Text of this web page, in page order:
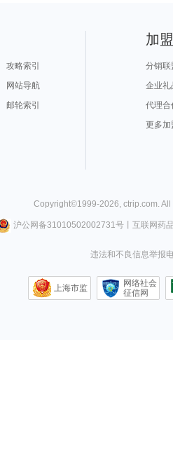
攻略索引
网站导航
邮轮索引
加
分销联
企业礼
代理合
更多加
Copyright©1999-2026 ctrip.com .
沪公网备31010502002731号丨 互联网药
违法和不良信息举报
上海市监
网络社会
征信网